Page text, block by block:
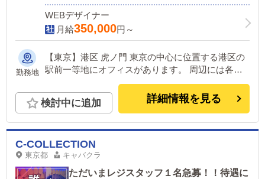
WEBデザイナー
月給350,000円～
勤務地
【東京】港区 虎ノ門 東京の中心に位置する港区の
駅前一等地にオフィスがあります。 周辺には各官
庁や各国の大使館がもあり治安も良く、落ち着いた
雰囲気を持つ街です。 最寄駅から徒歩1分というア
クセス良好なオフィスビルでの勤務です。
検討中に追加 詳細情報を見る
C-COLLECTION
東京都 キャバクラ
ただいまレジスタッフ１名急募！！待遇に